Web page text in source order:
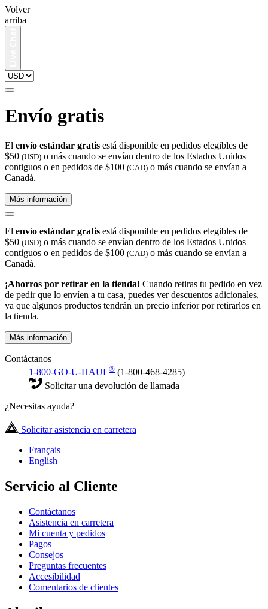
Volver
arriba
Envío gratis
El envío estándar gratis está disponible en pedidos elegibles de
$50 (USD) o más cuando se envían dentro de los Estados Unidos
contiguos o en pedidos de $100 (CAD) o más cuando se envían a
Canadá.
Más información
El envío estándar gratis está disponible en pedidos elegibles de
$50 (USD) o más cuando se envían dentro de los Estados Unidos
contiguos o en pedidos de $100 (CAD) o más cuando se envían a
Canadá.
¡Ahorros por retirar en la tienda! Cuando retiras tu pedido en vez
de pedir que lo envíen a tu casa, puedes ver descuentos adicionales,
ya que algunos productos tendrán un precio inferior por retirarlos en
la tienda.
Más información
Contáctanos
1-800-GO-U-HAUL® (1-800-468-4285)
Solicitar una devolución de llamada
¿Necesitas ayuda?
Solicitar asistencia en carretera
Français
English
Servicio al Cliente
Contáctanos
Asistencia en carretera
Mi cuenta y pedidos
Pagos
Consejos
Preguntas frecuentes
Accesibilidad
Comentarios de clientes